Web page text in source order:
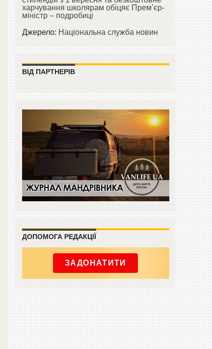
харчування школярам обіцяє Прем’єр-
міністр – подробиці
Джерело:Національна служба новин
ВІД ПАРТНЕРІВ
ДОПОМОГА РЕДАКЦІЇ
ЗАДОНАТИТИ